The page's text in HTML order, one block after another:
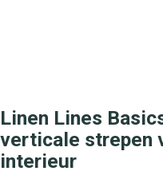
Linen Lines
verticale strepen
interieur